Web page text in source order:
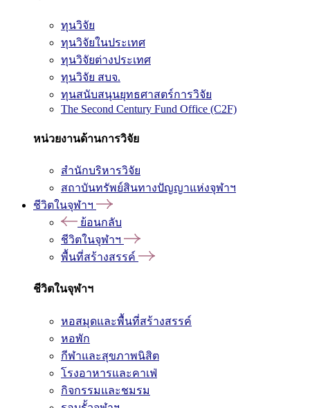
ทุนวิจัย
ทุนวิจัยในประเทศ
ทุนวิจัยต่างประเทศ
ทุนวิจัย สบจ.
ทุนสนับสนุนยุทธศาสตร์การวิจัย
The Second Century Fund Office (C2F)
หน่วยงานด้านการวิจัย
สำนักบริหารวิจัย
สถาบันทรัพย์สินทางปัญญาแห่งจุฬาฯ
ชีวิตในจุฬาฯ
ย้อนกลับ
ชีวิตในจุฬาฯ
พื้นที่สร้างสรรค์
ชีวิตในจุฬาฯ
หอสมุดและพื้นที่สร้างสรรค์
หอพัก
กีฬาและสุขภาพนิสิต
โรงอาหารและคาเฟ่
กิจกรรมและชมรม